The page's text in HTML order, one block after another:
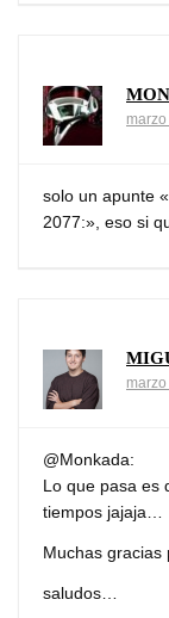
solo un apunte
2077:», eso si
@Monkada:
Lo que pasa es
tiempos jajaja…
Muchas gracias
saludos…